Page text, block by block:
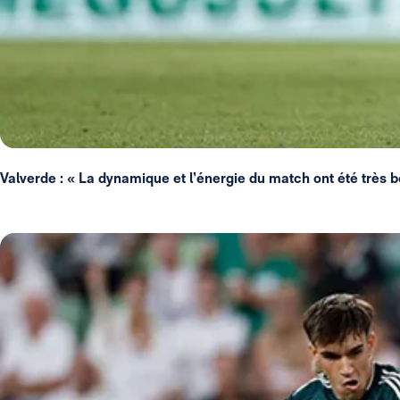
Valverde : « La dynamique et l’énergie du match ont été très